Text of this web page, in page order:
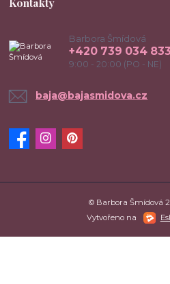
Barbora Šmídová
+420 739 034 833
9:00 - 20:00 (PO - NE)
baja@bajasmidova.cz
© Barbora Šmídová
Vytvořeno na